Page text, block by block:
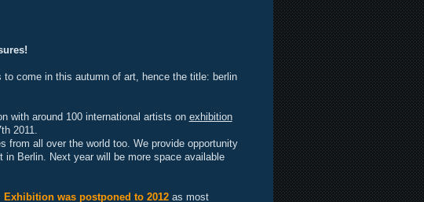
to come in this autumn of art, hence the title: berlin
with around 100 international artists on exhibition
2011.
from all over the world too. We provide opportunity
Berlin. Next year will be more space available
Exhibition was postponed to 2012as most